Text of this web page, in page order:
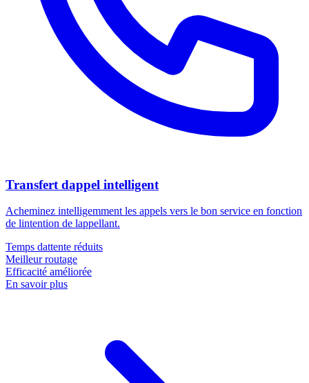
Transfert dappel intelligent
Acheminez intelligemment les appels vers le bon service en fonction
de lintention de lappellant.
Temps dattente réduits
Meilleur routage
Efficacité améliorée
En savoir plus